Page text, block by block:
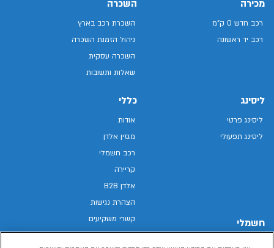
מכירה
רכב חדש 0 ק"מ
רכב יד ראשונה
השכרה
השכרת רכב בארץ
ניהול הזמנת השכרה
השכרה עסקית
שאלות ותשובות
ליסינג
ליסינג פרטי
ליסינג תפעולי
חשמלי
כללי
אודות
מגזין אלדן
רכב חשמלי
קריירה
אלדן B2B
הצהרת נגישות
קשרי משקיעים
מפת האתר